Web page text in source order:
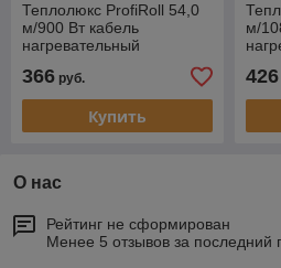
Теплолюкс ProfiRoll 54,0
м/900 Вт кабель
нагревательный
366 руб.
Купить
м/
426
О нас
Рейтинг не сформирован
Менее 5 отзывов за последний